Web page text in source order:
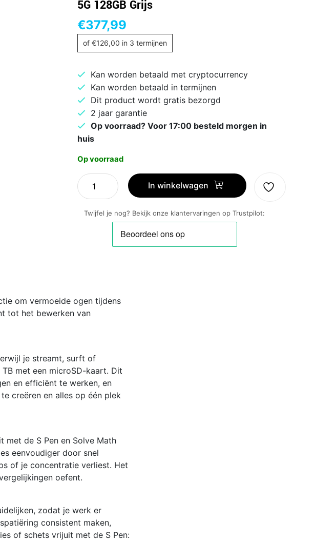
5G 128GB Grijs
€377,99
of €126,00 in 3 termijnen
Kan worden betaald met cryptocurrency
Kan worden betaald in termijnen
Dit product wordt gratis bezorgd
2 jaar garantie
Op voorraad? Voor 17:00 besteld morgen in
huis
Op voorraad
Samsung
Galaxy
S10
aantal
In winkelwagen
Twijfel je nog? Bekijk onze klantervaringen op Trustpilot:
om vermoeide ogen tijdens
tot het bewerken van
je streamt, surft of
met een microSD-kaart. Dit
en efficiënt te werken, en
creëren en alles op één plek
met de S Pen en Solve Math
eenvoudiger door snel
of je concentratie verliest. Het
oefent.
zodat je werk er
consistent maken,
of schets vrijuit met de S Pen: